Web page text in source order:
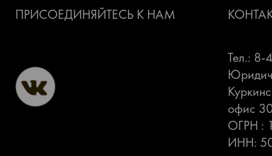
ПРИСОЕДИНЯЙТЕСЬ К НАМ
Тел.: 8-
офис
ОГРН :
ИНН: